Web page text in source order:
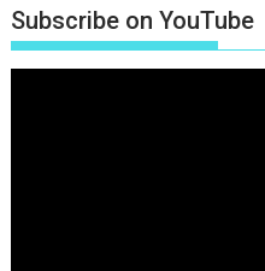
Subscribe on YouTube